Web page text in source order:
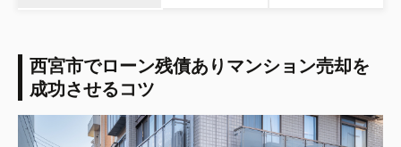
西宮市でローン残債ありマンション売却を
成功させるコツ